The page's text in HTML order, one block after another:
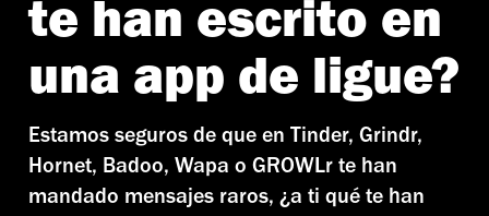
te han escrito en
una app de ligue?
Estamos seguros de que en Tinder, Grindr,
Hornet, Badoo, Wapa o GROWLr te han
mandado mensajes raros, ¿a ti qué te han